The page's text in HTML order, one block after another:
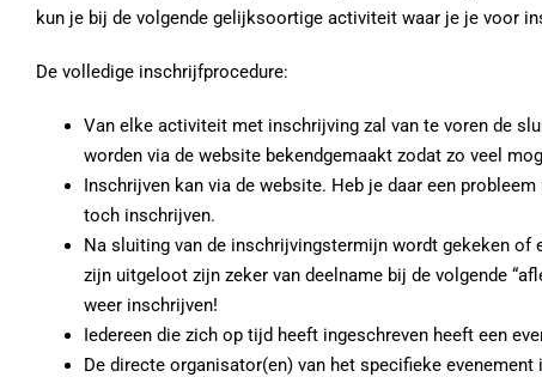
kun je bij de volgende gelijksoortige activiteit waar je je voor
De volledige inschrijfprocedure:
Van elke activiteit met inschrijving zal van te voren de
worden via de website bekendgemaakt zodat zo veel
Inschrijven kan via de website. Heb je daar een
toch inschrijven.
Na sluiting van de inschrijvingstermijn wordt gekeken of
zijn uitgeloot zijn zeker van deelname bij de volgende
weer inschrijven!
Iedereen die zich op tijd heeft ingeschreven heeft een
De directe organisator(en) van het specifieke